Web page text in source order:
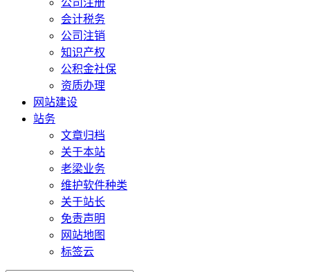
公司注册
会计税务
公司注销
知识产权
公积金社保
资质办理
网站建设
站务
文章归档
关于本站
老梁业务
维护软件种类
关于站长
免责声明
网站地图
标签云